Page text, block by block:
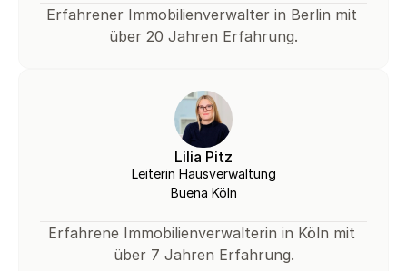
Erfahrener Immobilienverwalter in Berlin mit
über 20 Jahren Erfahrung.
Lilia Pitz
Leiterin Hausverwaltung
Buena Köln
Erfahrene Immobilienverwalterin in Köln mit
über 7 Jahren Erfahrung.